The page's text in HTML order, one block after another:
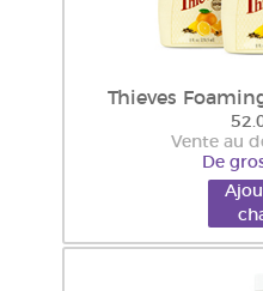
Thieves
Vente au
De